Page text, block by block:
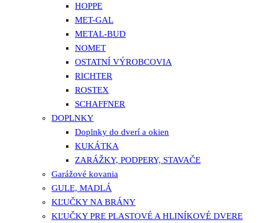
HOPPE
MET-GAL
METAL-BUD
NOMET
OSTATNÍ VÝROBCOVIA
RICHTER
ROSTEX
SCHAFFNER
DOPLNKY
Doplnky do dverí a okien
KUKÁTKA
ZARÁŽKY, PODPERY, STAVAČE
Garážové kovania
GULE, MADLÁ
KĽUČKY NA BRÁNY
KĽUČKY PRE PLASTOVÉ A HLINÍKOVÉ DVERE